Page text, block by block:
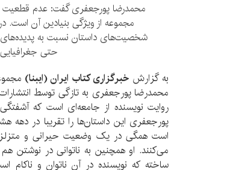
محمدرضا پورجعفری گفت: عدم قطعیت
مجموعه از ویژگی بنیادین آن است.
شخصیت‌های داستان نسبت به پدیده‌های
حتی
به گزارش خبرگزاری کتاب ایران (ایبنا)
محمدرضا پورجعفری به تازگی توسط
روایت نویسنده از جامعه‌ای است که
پورجعفری این داستان‌ها را تقریبا در
است همگی در یک وضعیت حیرانی و متزلزل
می‌کنند. او همچنین به ناتوانی در نوشتن
ساخته که نویسنده در آن ناتوان و ناکام